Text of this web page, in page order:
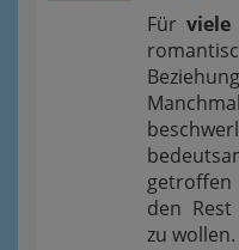
Fürviele
den
zu wollen.